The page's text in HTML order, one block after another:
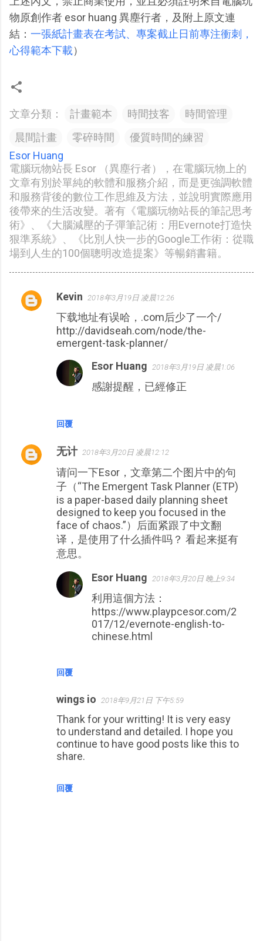
物原創作者 esor huang 異塵行者，及附上原文連
結： 一張紙計畫表在考試、專案截止日前專注衝刺，
心得範本下載）
文章分類： 計畫範本 時間技客
時間管理
晨間計畫
零碎時間
優質時間的練習
Esor Huang
電腦玩物站長 Esor （異塵行者），在電腦玩物上的
文章有別於單純的軟體和服務介紹，而是更強調軟體
和服務背後的數位工作思維及方法，並說明實際應用
後帶來的生活改變。著有《電腦玩物站長的筆記思考
術》、《大腦減壓的子彈筆記術：用Evernote打造快
狠準系統》、《比別人快一步的Google工作術：從職
場到人生的100個聰明改造提案》等暢銷書籍。
留
Kevin 2018年3月19日 凌晨12:26
下载地址有误哈，.com后少了一个/
http://davidseah.com/node/the-
emergent-task-planner/
回覆
Esor Huang 2018年3月19日 凌晨1:06
感謝提醒，已經修正
无计 2018年3月20日 凌晨12:12
请问一下Esor，文章第二个图片中的句
子（“The Emergent Task Planner (ETP)
is a paper-based daily planning sheet
designed to keep you focused in the
face of chaos.”）后面紧跟了中文翻
译，是使用了什么插件吗？ 看起来挺有
意思。
回覆
Esor Huang 2018年3月20日 晚上9:34
利用這個方法：
https://www.playpcesor.com/2
017/12/evernote-english-to-
chinese.html
wings io 2018年9月21日 下午5:59
Thank for your writting! It is very easy
to understand and detailed. I hope you
continue to have good posts like this to
share.
回覆